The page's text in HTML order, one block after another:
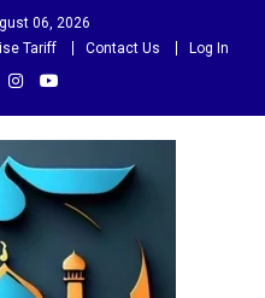
06, 2026
Tariff Contact Us Log In